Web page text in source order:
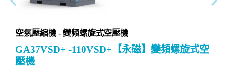
空氣壓縮機 - 變頻螺旋式空壓機
GA37VSD+ -110VSD+【永磁】變頻螺旋式空
壓機